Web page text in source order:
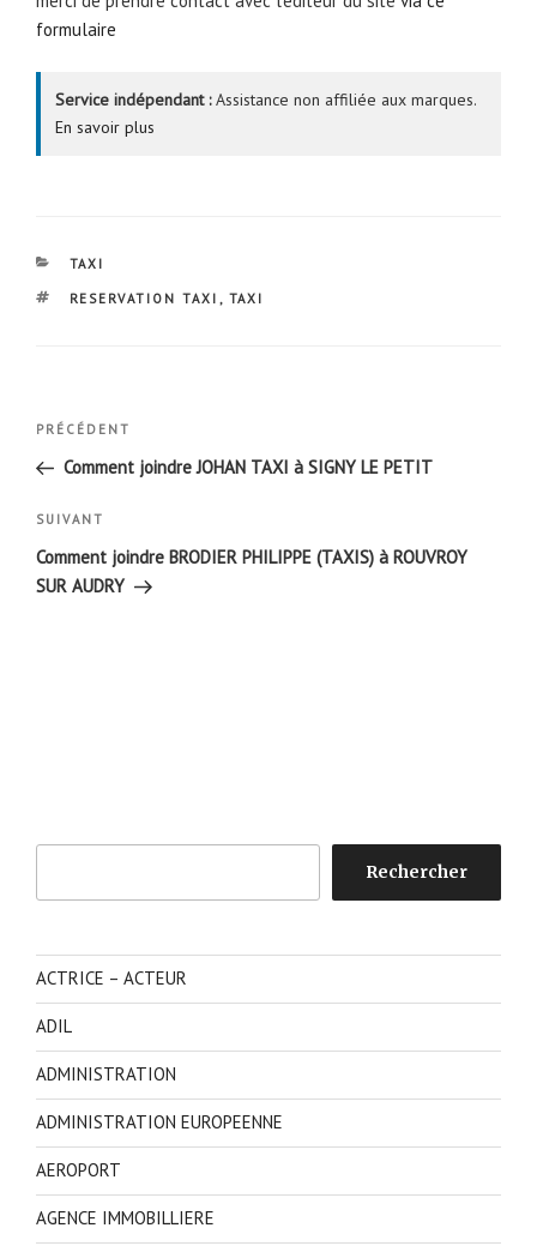
formulaire
Service indépendant :Assistance non affiliée aux marques.
En savoir plus
CATÉGORIES
TAXI
ÉTIQUETTES
RESERVATION TAXI , TAXI
Navigation
l’article
Article
précédent
PRÉCÉDENT
Comment joindre JOHAN TAXI à SIGNY LE PETIT
Article
suivant
SUIVANT
Comment joindre BRODIER PHILIPPE (TAXIS) à ROUVROY
SUR AUDRY
Rechercher
ACTRICE – ACTEUR
ADIL
ADMINISTRATION
ADMINISTRATION EUROPEENNE
AEROPORT
AGENCE IMMOBILLIERE